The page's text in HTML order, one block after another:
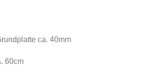
ca. 40mm
60cm